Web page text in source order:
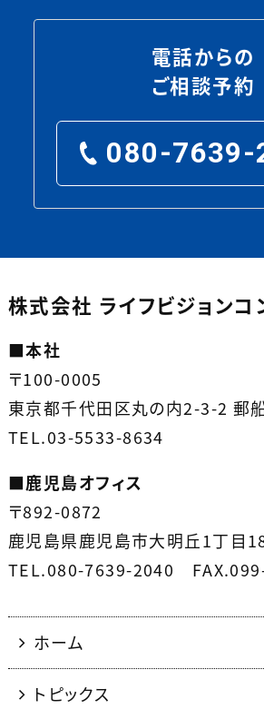
電話からの
ご相談予約
080-7639-
株式会社 ライフビジョンコ
■本社
〒100-0005
東京都千代田区丸の内2-3-2 郵
TEL.03-5533-8634
■鹿児島オフィス
〒892-0872
鹿児島県鹿児島市大明丘1丁目
TEL.080-7639-2040
ホーム
トピックス